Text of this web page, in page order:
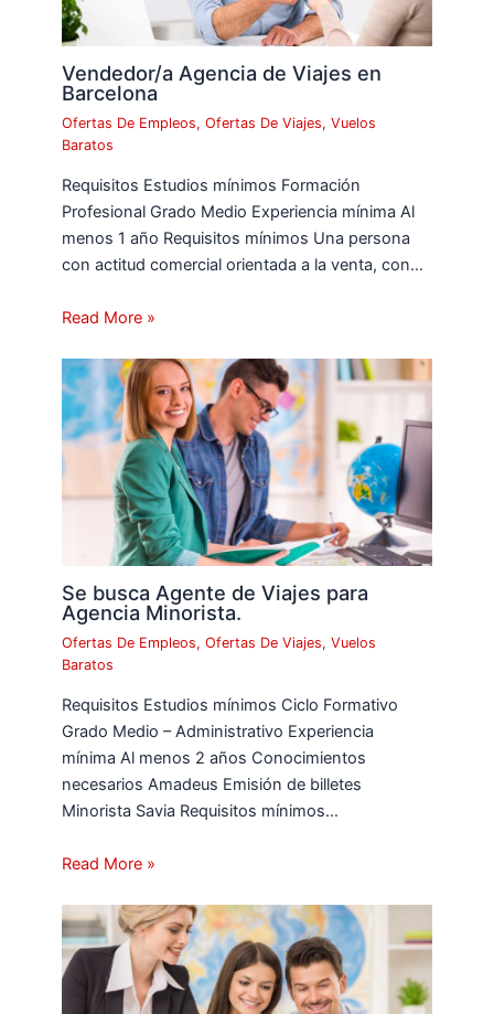
Vendedor/a Agencia de Viajes en
Barcelona
Ofertas De Empleos,Ofertas De Viajes,Vuelos
Baratos
Requisitos Estudios mínimos Formación
Profesional Grado Medio Experiencia mínima Al
menos 1 año Requisitos mínimos Una persona
con actitud comercial orientada a la venta, con…
Read More »
Se busca Agente de Viajes para
Agencia Minorista.
Ofertas De Empleos,Ofertas De Viajes,Vuelos
Baratos
Requisitos Estudios mínimos Ciclo Formativo
Grado Medio – Administrativo Experiencia
mínima Al menos 2 años Conocimientos
necesarios Amadeus Emisión de billetes
Minorista Savia Requisitos mínimos…
Read More »